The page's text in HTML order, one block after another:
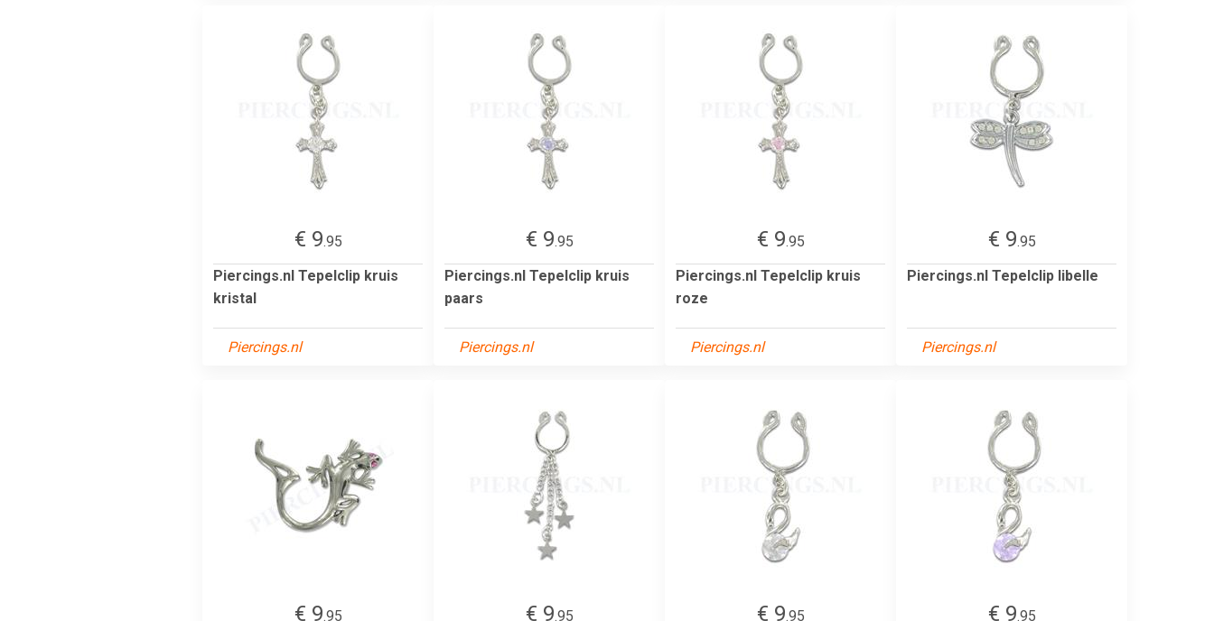
€ 9.95
Piercings.nl Tepelclip kruis
kristal
Piercings.nl
€ 9.95
Piercings.nl Tepelclip kruis
paars
Piercings.nl
€ 9.95
Piercings.nl Tepelclip kruis
roze
Piercings.nl
€ 9.95
Piercings.nl Tepelclip libelle
Piercings.nl
€ 9.95
€ 9.95
€ 9.95
€ 9.95